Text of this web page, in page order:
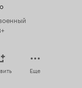
Еще